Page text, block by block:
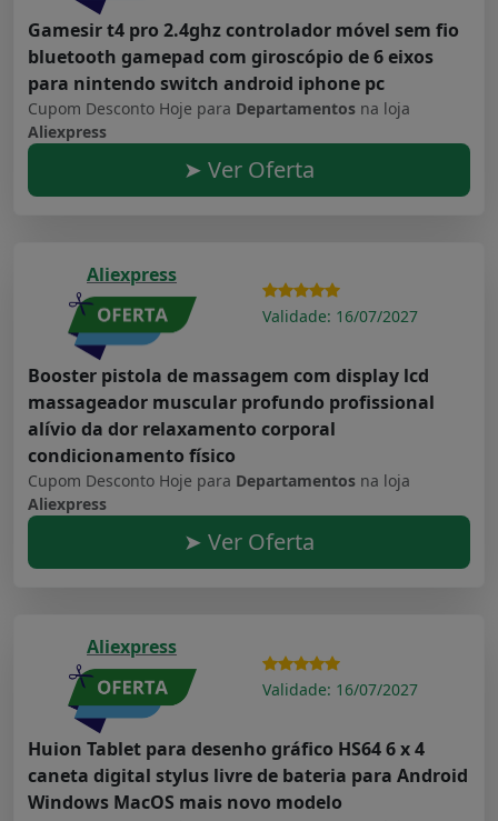
Gamesir t4 pro 2.4ghz controlador móvel sem fio
bluetooth gamepad com giroscópio de 6 eixos
para nintendo switch android iphone pc
Cupom Desconto Hoje para Departamentos na loja
Aliexpress
➤ Ver Oferta
Aliexpress
Validade: 16/07/2027
Booster pistola de massagem com display lcd
massageador muscular profundo profissional
alívio da dor relaxamento corporal
condicionamento físico
Cupom Desconto Hoje para Departamentos na loja
Aliexpress
➤ Ver Oferta
Aliexpress
Validade: 16/07/2027
Huion Tablet para desenho gráfico HS64 6 x 4
caneta digital stylus livre de bateria para Android
Windows MacOS mais novo modelo